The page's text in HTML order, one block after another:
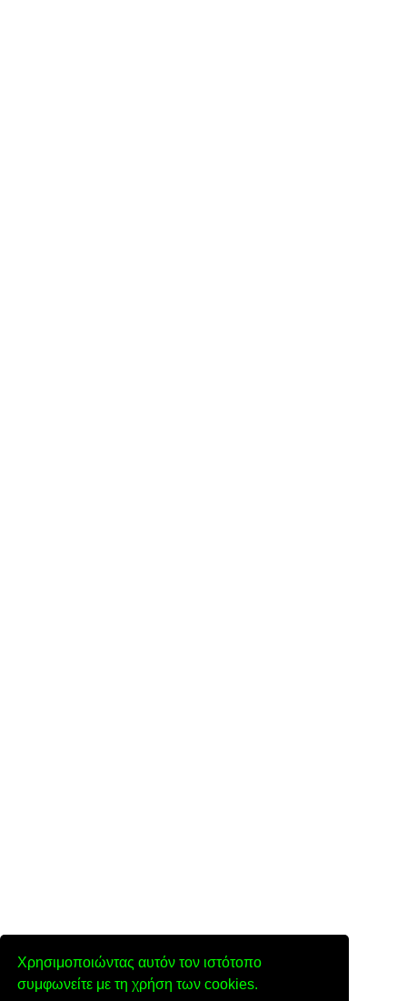
Χρησιμοποιώντας αυτόν τον ιστότοπο
συμφωνείτε με τη χρήση των cookies.